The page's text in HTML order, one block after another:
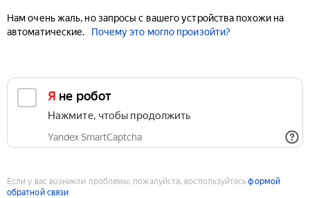
Нам очень жаль, но запросы с вашего устройства похожи на
автоматические.
Почему это могло произойти?
Я не робот
Нажмите, чтобы продолжить
Yandex SmartCaptcha
Если у вас возникли проблемы, пожалуйста, воспользуйтесьформой
обратной связи